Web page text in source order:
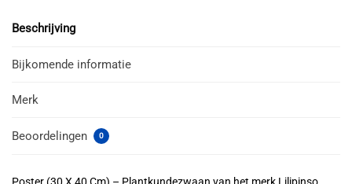
Beschrijving
Bijkomende informatie
Merk
Beoordelingen 0
Poster (30 X 40 Cm) – Plantkundezwaan van het merk Lilipinso